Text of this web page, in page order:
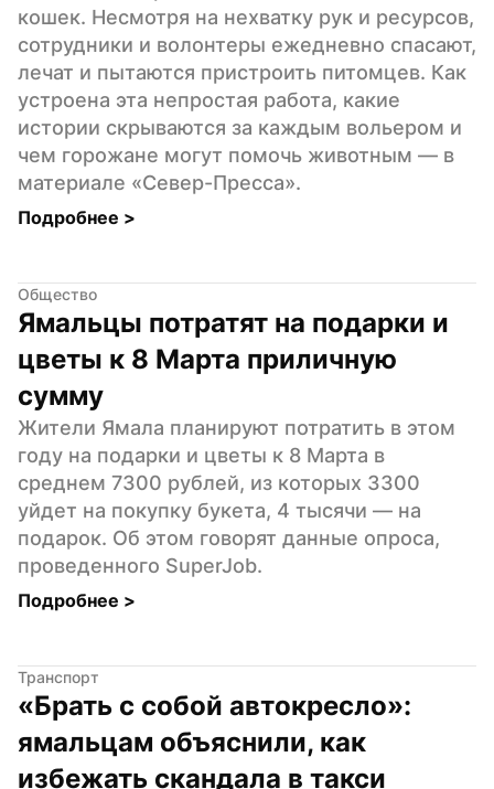
кошек. Несмотря на нехватку рук и ресурсов,
сотрудники и волонтеры ежедневно спасают,
лечат и пытаются пристроить питомцев. Как
устроена эта непростая работа, какие
истории скрываются за каждым вольером и
чем горожане могут помочь животным — в
материале «Север-Пресса».
Подробнее >
Общество
Ямальцы потратят на подарки и
цветы к 8 Марта приличную
сумму
Жители Ямала планируют потратить в этом
году на подарки и цветы к 8 Марта в
среднем 7300 рублей, из которых 3300
уйдет на покупку букета, 4 тысячи — на
подарок. Об этом говорят данные опроса,
проведенного SuperJob.
Подробнее >
Транспорт
«Брать с собой автокресло»:
ямальцам объяснили, как
избежать скандала в такси